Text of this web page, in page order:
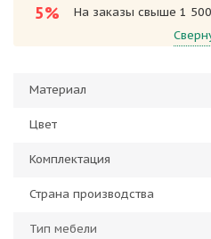
5%
На заказы свыше 1
Материал
Цвет
Комплектация
Страна производства
Тип мебели